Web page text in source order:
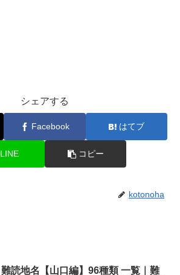
シェアする
Facebook はてブ
LINE コピー
kotonoha
難読地名【山口編】96種類 一覧｜難